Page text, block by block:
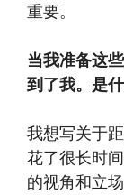
重要。
当我准备这
到了我。是
我想写关于
花了很长时
的视角和立